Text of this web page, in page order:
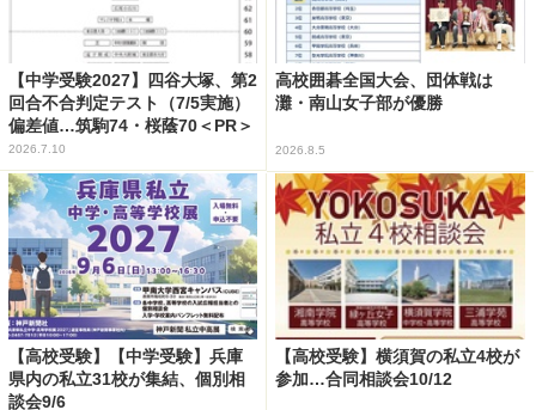
【中学受験2027】四谷大塚、第2
回合不合判定テスト（7/5実施）
偏差値…筑駒74・桜蔭70＜PR＞
2026.7.10
高校囲碁全国大会、団体戦は
灘・南山女子部が優勝
2026.8.5
【高校受験】【中学受験】兵庫
県内の私立31校が集結、個別相
談会9/6
【高校受験】横須賀の私立4校が
参加…合同相談会10/12